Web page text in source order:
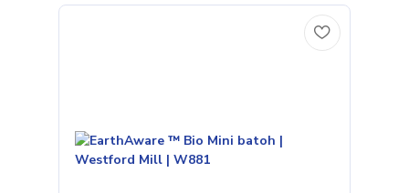
Používame cookies aby sme skvalitnili služby. Používaním tejto
Súhlas môžete odmietnuť